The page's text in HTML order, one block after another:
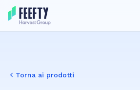
Torna ai prodotti